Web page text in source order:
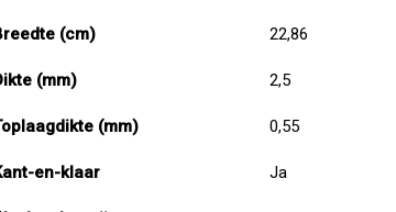
(cm) 22,86
(mm) 2,5
(mm) 0,55
en-klaar Ja